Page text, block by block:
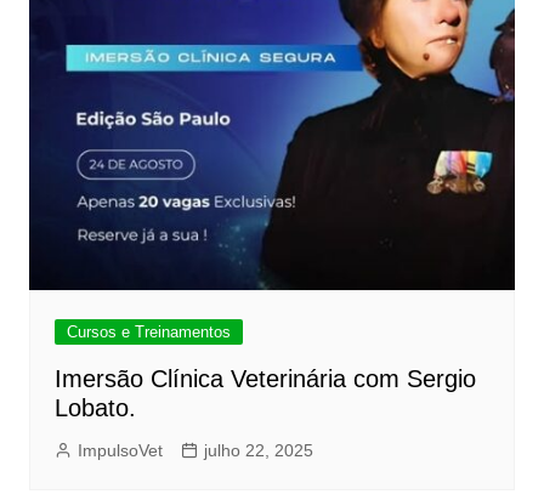
Cursos e Treinamentos
Imersão Clínica Veterinária com Sergio
Lobato.
ImpulsoVet julho 22, 2025